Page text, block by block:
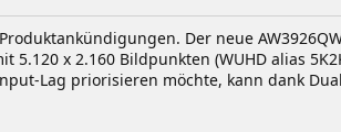
Der neue
x 2.160 Bildpunkten (WUHD alias
Lag priorisieren möchte, kann dank